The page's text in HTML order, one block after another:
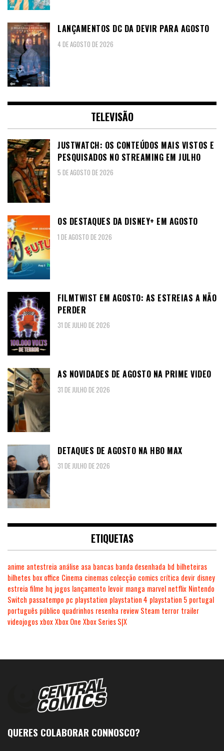
LANÇAMENTOS DC DA DEVIR PARA AGOSTO
4 DE AGOSTO DE 2026
TELEVISÃO
JUSTWATCH: OS CONTEÚDOS MAIS VISTOS E
PESQUISADOS NO STREAMING EM JULHO
5 DE AGOSTO DE 2026
OS DESTAQUES DA DISNEY+ EM AGOSTO
1 DE AGOSTO DE 2026
FILMTWIST EM AGOSTO: AS ESTREIAS A NÃO
PERDER
31 DE JULHO DE 2026
AS NOVIDADES DE AGOSTO NA PRIME VIDEO
31 DE JULHO DE 2026
DETAQUES DE AGOSTO NA HBO MAX
31 DE JULHO DE 2026
ETIQUETAS
anime antestreia análise asa bancas banda desenhada bd bilheteiras
bilhetes box office Cinema cinemas colecção comics crítica devir disney
estreia filme hq jogos lançamento levoir manga marvel netflix Nintendo
Switch passatempo pc playstation playstation 4 playstation 5 portugal
português público quadrinhos resenha review Steam terror trailer
videojogosxboxXbox One Xbox Series S|X
QUERES COLABORAR CONNOSCO?